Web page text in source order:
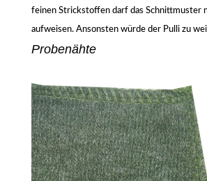
feinen Strickstoffen darf das Schnittmuster
aufweisen. Ansonsten würde der Pulli zu
Probenähte